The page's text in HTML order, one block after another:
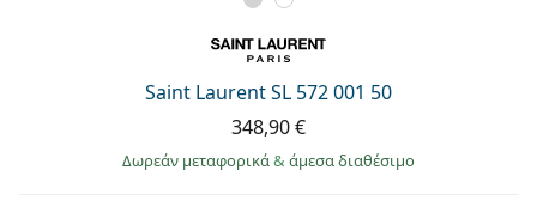
Saint Laurent SL 572 001 50
348,90 €
Δωρεάν μεταφορικά& άμεσα διαθέσιμο